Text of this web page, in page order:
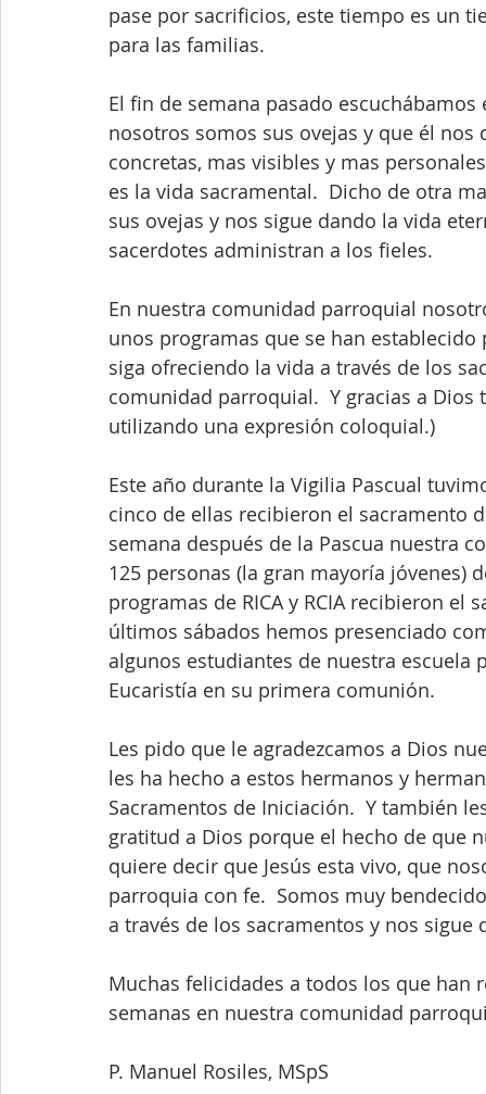
pase por sacrificios, este tiempo es un
para las familias.
El fin de semana pasado
nosotros somos sus ovejas y que él
concretas, mas visibles y mas
es la vida sacramental.  Dicho de otra
sus ovejas y nos sigue dando la vida
sacerdotes administran a los fieles.
En nuestra comunidad parroquial
unos programas que se han
siga ofreciendo la vida a través de los
comunidad parroquial.  Y gracias a Dios
utilizando una expresión coloquial.)
Este año durante la Vigilia Pascual
cinco de ellas recibieron el sacramento
semana después de la Pascua nuestra
125 personas (la gran mayoría
programas de RICA y RCIA recibieron
últimos sábados hemos presenciado
algunos estudiantes de nuestra
Eucaristía en su primera comunión.
Les pido que le agradezcamos a Dios
les ha hecho a estos hermanos y
Sacramentos de Iniciación.  Y también
gratitud a Dios porque el hecho de que
quiere decir que Jesús esta vivo, que
parroquia con fe.  Somos muy
a través de los sacramentos y nos
Muchas felicidades a todos los que
semanas en nuestra comunidad
P. Manuel Rosiles, MSpS